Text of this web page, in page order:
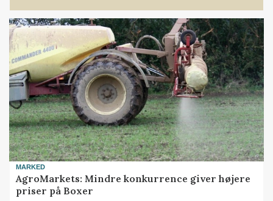
MARKED
AgroMarkets: Mindre konkurrence giver højere
priser på Boxer